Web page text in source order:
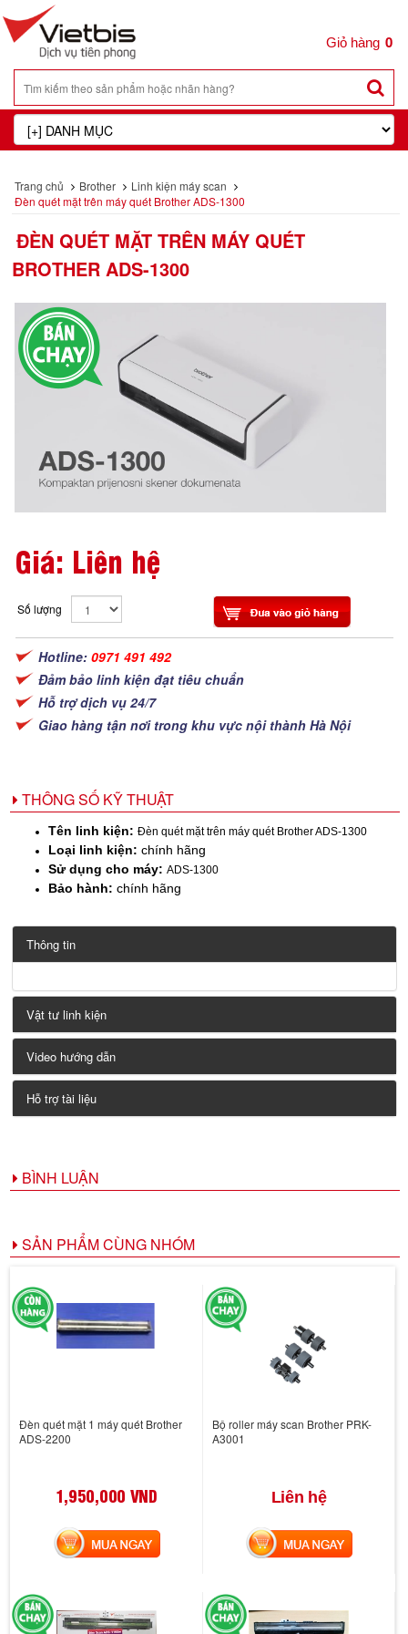
0
Trang chủ Brother
Linh kiện máy scan
Đèn quét mặt trên máy quét Brother ADS-1300
ĐÈN QUÉT MẶT TRÊN MÁY QUÉT
BROTHER ADS-1300
Giá: Liên hệ
Số lượng
Hotline: 0971 491 492
Đảm bảo linh kiện đạt tiêu chuẩn
Hỗ trợ dịch vụ 24/7
Giao hàng tận nơi trong khu vực nội thành Hà Nội
THÔNG SỐ KỸ THUẬT
Tên linh kiện: Đèn quét mặt trên máy quét Brother ADS-1300
Loại linh kiện: chính hãng
Sử dụng cho máy: ADS-1300
Bảo hành: chính hãng
Thông tin
Vật tư linh kiện
Video hướng dẫn
Hỗ trợ tài liệu
BÌNH LUẬN
SẢN PHẨM CÙNG NHÓM
Đèn quét mặt 1 máy quét Brother
ADS-2200
1,950,000 VND
MUA NGAY
Bộ roller máy scan Brother PRK-
A3001
Liên hệ
MUA NGAY